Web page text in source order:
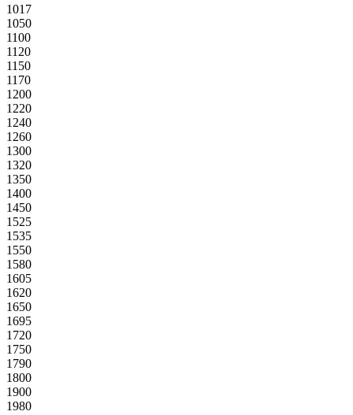
1017
1050
1100
1120
1150
1170
1200
1220
1240
1260
1300
1320
1350
1400
1450
1525
1535
1550
1580
1605
1620
1650
1695
1720
1750
1790
1800
1900
1980